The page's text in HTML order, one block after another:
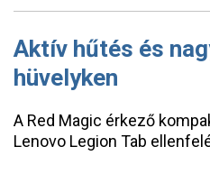
Aktív hűtés és
hüvelyken
A Red Magic érkező
Lenovo Legion Tab